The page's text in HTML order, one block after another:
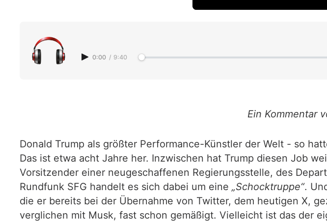
0:00 / 9:40
Ein Kommentar
Donald Trump als größter Performance-Künstler der Welt - so
Das ist etwa acht Jahre her. Inzwischen hat Trump diesen Job
Vorsitzender einer neugeschaffenen Regierungsstelle, des
Rundfunk SFG handelt es sich dabei um eine „Schocktruppe“.
die er bereits bei der Übernahme von Twitter, dem heutigen X,
verglichen mit Musk, fast schon gemäßigt. Vielleicht ist das der